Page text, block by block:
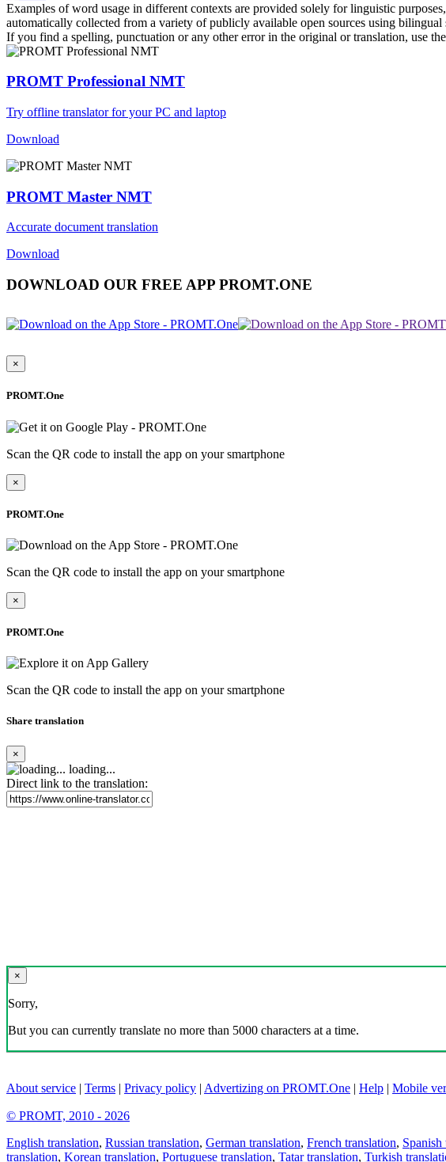
Examples of word usage in different contexts are provided solely for linguistic
automatically collected from a variety of publicly available open sources using bilingual
If you find a spelling, punctuation or any other error in the original or translation, use
PROMT Professional NMT
Try offline translator for your PC and laptop
Download
PROMT Master NMT
Accurate document translation
Download
DOWNLOAD OUR FREE APP PROMT.ONE
×
PROMT.One
Scan the QR code to install the app on your smartphone
×
PROMT.One
Scan the QR code to install the app on your smartphone
×
PROMT.One
Scan the QR code to install the app on your smartphone
Share translation
×
loading...
Direct link to the translation:
×
Sorry,
But you can currently translate no more than 5000 characters at a time.
About service | Terms | Privacy policy | Advertizing on PROMT.One | Help | Mobile
© PROMT, 2010 - 2026
English translation, Russian translation, German translation, French translation, Spanish
translation, Korean translation, Portuguese translation, Tatar translation, Turkish